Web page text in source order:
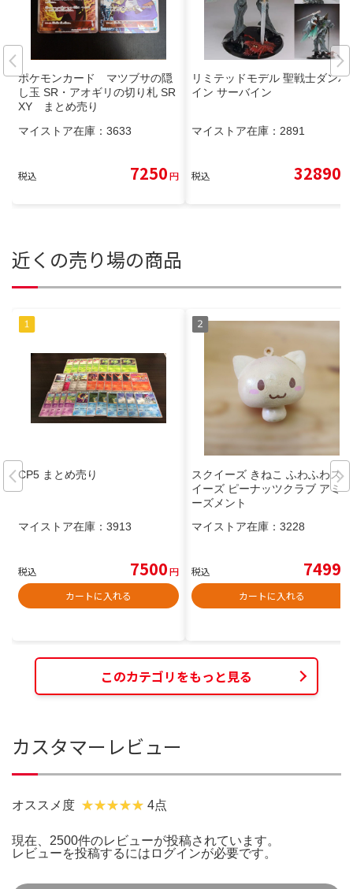
ポケモンカード マツブサの隠
し玉 SR・アオギリの切り札 SR
XY まとめ売り
マイストア在庫： 3633
税込 7250円
リミテッドモデル 聖戦士ダンバ
イン サーバイン
マイストア在庫： 2891
税込 32890
近くの売り場の商品
CP5 まとめ売り
マイストア在庫： 3913
税込 7500円
カートに入れる
スクイーズ きねこ ふわふわスク
イーズ ピーナッツクラブ アミュ
ーズメント
マイストア在庫： 3228
税込 7499
カートに入れる
このカテゴリをもっと見る
カスタマーレビュー
オススメ度 4点
現在、2500件のレビューが投稿されています。
レビューを投稿するには ログインが必要です。